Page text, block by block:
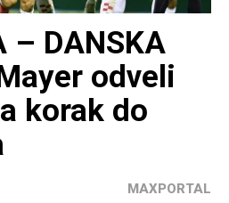
– DANSKA
odveli
korak do
MAXPORTAL